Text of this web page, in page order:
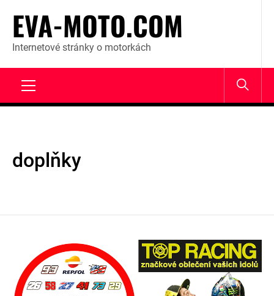
content
EVA-MOTO.COM
Internetové stránky o motorkách
doplňky